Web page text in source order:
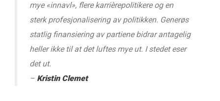
mye «innavl», flere karrièrepolitikere og en
sterk profesjonalisering av politikken. Generøs
statlig finansiering av partiene bidrar antagelig
heller ikke til at det luftes mye ut. I stedet eser
det ut.
– Kristin Clemet